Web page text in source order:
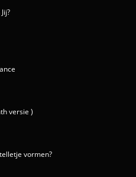
versie )
vormen?